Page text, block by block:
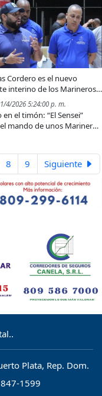
al título de la Súper Liga
Cordero es el nuevo
interino de los Marineros
Plata
4/2026 5:24:00 p. m.
en el timón: “El Sensei”
mando de unos Marineros
8 9 Siguiente
Plata, Rep. Dom.
1599